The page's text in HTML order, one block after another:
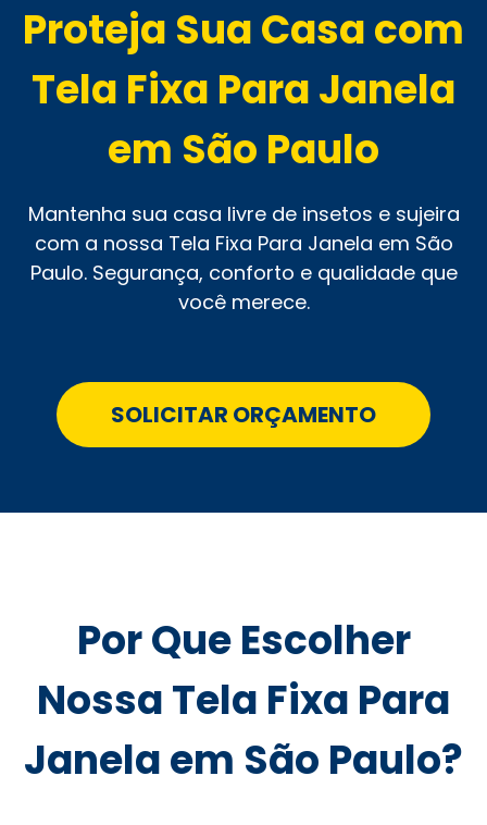
Proteja Sua Casa com
Tela Fixa Para Janela
em São Paulo
Mantenha sua casa livre de insetos e sujeira
com a nossa Tela Fixa Para Janela em São
Paulo. Segurança, conforto e qualidade que
você merece.
SOLICITAR ORÇAMENTO
Por Que Escolher
Nossa Tela Fixa Para
Janela em São Paulo?